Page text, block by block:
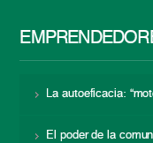
La autoeficacia:
El poder de la